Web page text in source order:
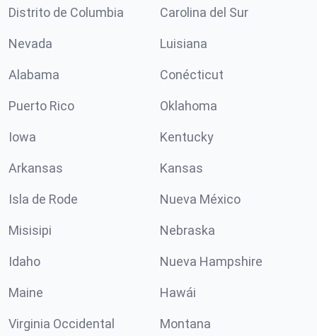
Distrito de Columbia Carolina del Sur
Nevada Luisiana
Alabama Conécticut
Puerto Rico Oklahoma
Iowa Kentucky
Arkansas Kansas
Isla de Rode Nueva México
Misisipi Nebraska
Idaho Nueva Hampshire
Maine Hawái
Virginia Occidental Montana